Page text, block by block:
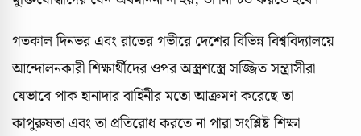
গতকাল দিনভর এবং রাতের গভীরে দেশের বিভিন্ন বিশ্ববিদ্যালয়ে
আন্দোলনকারী শিক্ষার্থীদের ওপর অস্ত্রশস্ত্রে সজ্জিত সন্ত্রাসীরা
যেভাবে পাক হানাদার বাহিনীর মতো আক্রমণ করেছে তা
কাপুরুষতা এবং তা প্রতিরোধ করতে না পারা সংশ্লিষ্ট শিক্ষা